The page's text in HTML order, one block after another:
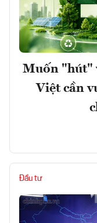
Muốn "hút"
Việt cần
Đầu tư